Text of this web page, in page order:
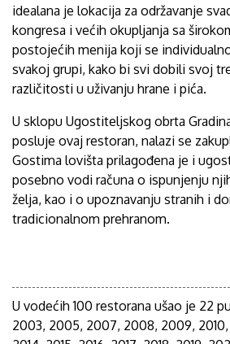
idealana je lokacija za održavanje
kongresa i većih okupljanja sa
postojećih menija koji se
svakoj grupi, kako bi svi dobili svoj
različitosti u uživanju hrane i pića.
U sklopu Ugostiteljskog obrta
posluje ovaj restoran, nalazi se
Gostima lovišta prilagođena je i
posebno vodi računa o ispunjenju
želja, kao i o upoznavanju stranih i
tradicionalnom prehranom.
U vodećih 100 restorana ušao je 22
2003, 2005, 2007, 2008, 2009, 2010,